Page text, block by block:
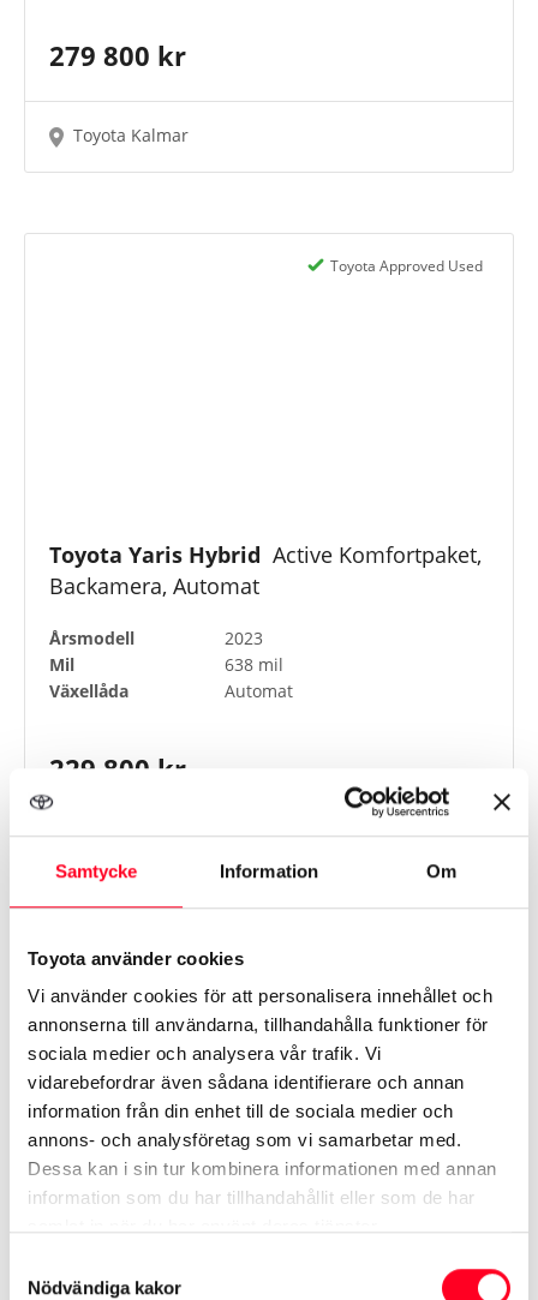
Samtycke Information Om
Toyota använder cookies
Vi använder cookies för att personalisera innehållet och
annonserna till användarna, tillhandahålla funktioner för
sociala medier och analysera vår trafik. Vi
vidarebefordrar även sådana identifierare och annan
information från din enhet till de sociala medier och
annons- och analysföretag som vi samarbetar med.
Dessa kan i sin tur kombinera informationen med annan
information som du har tillhandahållit eller som de har
Nödvändiga kakor
279 800 kr
Toyota Kalmar
Toyota Approved Used
Toyota Yaris Hybrid Active Komfortpaket,
Backamera, Automat
Årsmodell
2023
Mil
638 mil
Växellåda
Automat
229 800 kr
Active Komfortpaket